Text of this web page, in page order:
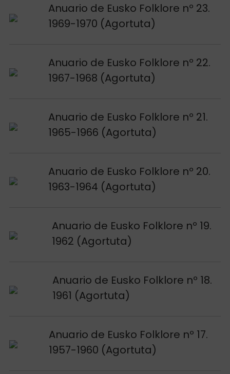
Anuario de Eusko Folklore nº 23.
1969-1970 (Agortuta)
Voir publication
Anuario de Eusko Folklore nº 22.
1967-1968 (Agortuta)
Voir publication
Anuario de Eusko Folklore nº 21.
1965-1966 (Agortuta)
Voir publication
Anuario de Eusko Folklore nº 20.
1963-1964 (Agortuta)
Voir publication
Anuario de Eusko Folklore nº 19.
1962 (Agortuta)
Voir publication
Anuario de Eusko Folklore nº 18.
1961 (Agortuta)
Voir publication
Anuario de Eusko Folklore nº 17.
1957-1960 (Agortuta)
Voir publication